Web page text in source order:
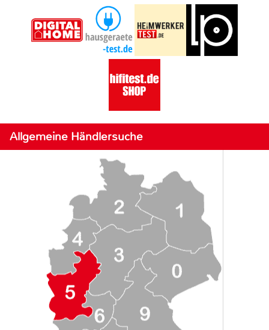
Allgemeine Händlersuche